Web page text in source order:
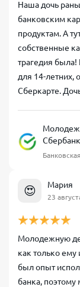
Наша дочь
банковским
продуктам. А
собственные
трагедия была!
для 14-летних,
Сберкарте.
Сбербанк
дебетовая
😍 Мария
23
Молодежную
как только ему
был опыт
банка, поэтому